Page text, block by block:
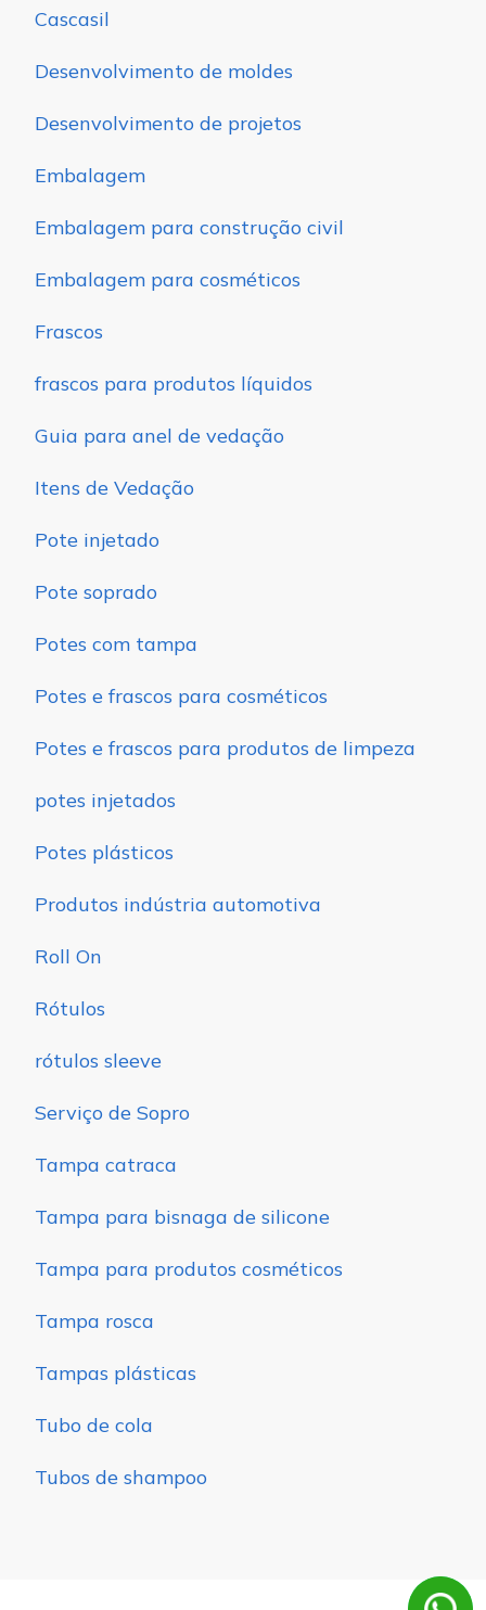
Cascasil
Desenvolvimento de moldes
Desenvolvimento de projetos
Embalagem
Embalagem para construção civil
Embalagem para cosméticos
Frascos
frascos para produtos líquidos
Guia para anel de vedação
Itens de Vedação
Pote injetado
Pote soprado
Potes com tampa
Potes e frascos para cosméticos
Potes e frascos para produtos de limpeza
potes injetados
Potes plásticos
Produtos indústria automotiva
Roll On
Rótulos
rótulos sleeve
Serviço de Sopro
Tampa catraca
Tampa para bisnaga de silicone
Tampa para produtos cosméticos
Tampa rosca
Tampas plásticas
Tubo de cola
Tubos de shampoo